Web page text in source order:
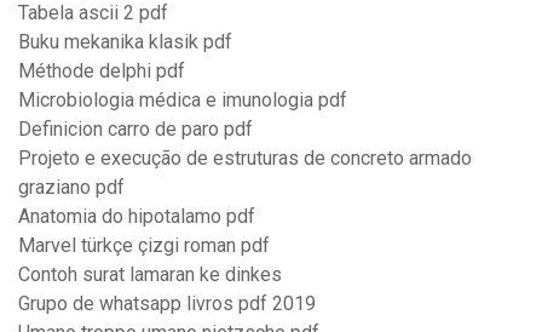
Tabela ascii 2 pdf
Buku mekanika klasik pdf
Méthode delphi pdf
Microbiologia médica e imunologia pdf
Definicion carro de paro pdf
Projeto e execução de estruturas de concreto armado
graziano pdf
Anatomia do hipotalamo pdf
Marvel türkçe çizgi roman pdf
Contoh surat lamaran ke dinkes
Grupo de whatsapp livros pdf 2019